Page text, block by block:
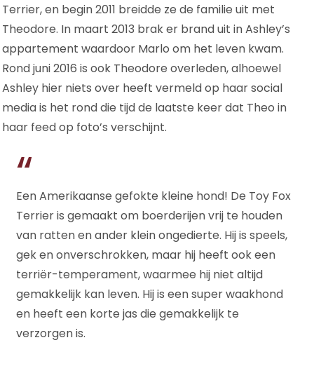
Terrier, en begin 2011 breidde ze de familie uit met
Theodore. In maart 2013 brak er brand uit in Ashley’s
appartement waardoor Marlo om het leven kwam.
Rond juni 2016 is ook Theodore overleden, alhoewel
Ashley hier niets over heeft vermeld op haar social
media is het rond die tijd de laatste keer dat Theo in
haar feed op foto’s verschijnt.
Een Amerikaanse gefokte kleine hond! De Toy Fox
Terrier is gemaakt om boerderijen vrij te houden
van ratten en ander klein ongedierte. Hij is speels,
gek en onverschrokken, maar hij heeft ook een
terriër-temperament, waarmee hij niet altijd
gemakkelijk kan leven. Hij is een super waakhond
en heeft een korte jas die gemakkelijk te
verzorgen is.